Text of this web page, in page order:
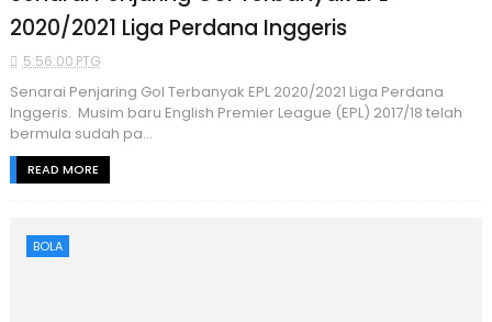
2020/2021 Liga Perdana Inggeris
5:56:00 PTG
Senarai Penjaring Gol Terbanyak EPL 2020/2021 Liga Perdana
Inggeris. Musim baru English Premier League (EPL) 2017/18 telah
bermula sudah pa...
READ MORE
BOLA